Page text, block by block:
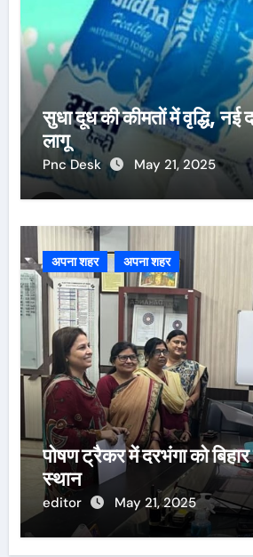
सुधा दूध की कीमतों में वृद्धि, नई
लागू
Pnc Desk May 21, 2025
अपना शहर अपना शहर
पोषण ट्रैकर में दरभंगा को
स्थान
editor May 21, 2025